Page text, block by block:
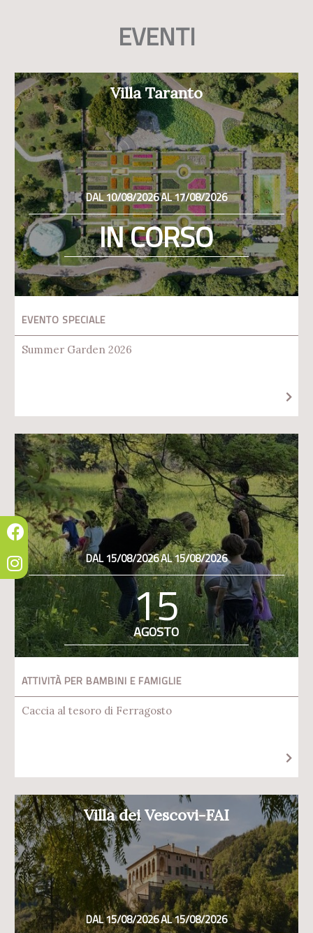
EVENTI
Villa Taranto
DAL 10/08/2026 AL 17/08/2026
IN CORSO
EVENTO SPECIALE
Summer Garden 2026
DAL 15/08/2026 AL 15/08/2026
15
AGOSTO
ATTIVITÀ PER BAMBINI E FAMIGLIE
Caccia al tesoro di Ferragosto
Villa dei Vescovi-FAI
DAL 15/08/2026 AL 15/08/2026